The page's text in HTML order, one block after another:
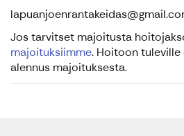
Jos tarvitset majoitusta
majoituksiimme. Hoitoon
alennus majoituksesta.